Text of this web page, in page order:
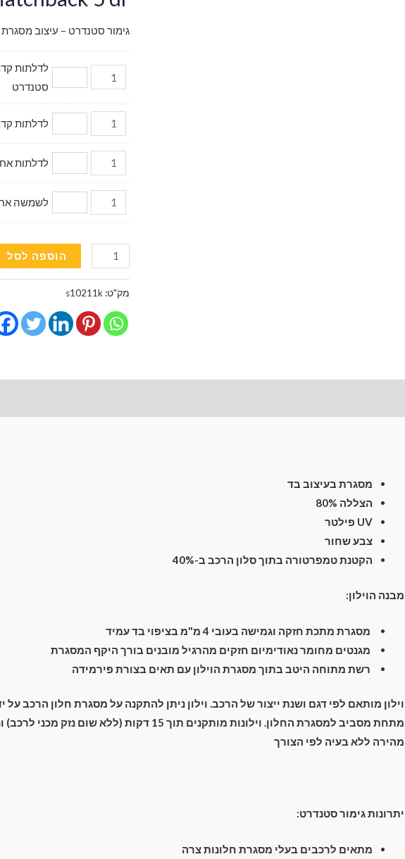
גימור סטנדרט – עיצוב
סטנדרט
לדלתות קדמיות
לדלתות אחוריות (2
לשמשה
כמות
של
וילונות
השחרה
מגנטיים
הוספה לסל
מק"ט: s10211k
מסגרת בעיצוב בד
הצללה 80%
UV פילטר
צבע שחור
הקטנת טמפרטורה בתוך סלון הרכב ב-40%
מבנה הוילון:
מסגרת מתכת חזקה וגמישה בעובי 4 מ"מ בציפוי בד עמיד
מגנטים מחומר נאודימיום חזקים מהרגיל מובנים בורך היקף המסגרת
רשת מתוחה היטב בתוך מסגרת הוילון עם תאים בצורת פירמידה
וילון מותאם לפי דגם ושנת ייצור של הרכב. וילון ניתן להתקנה על מסגרת חלון הרכב על
מתחת מסביב למסגרת החלון. וילונות מותקנים תוך 15 דקות (ללא
מהירה ללא בעיה לפי הצורך
יתרונות גימור סטנדרט:
מתאים לרכבים בעלי מסגרת חלונות צרה